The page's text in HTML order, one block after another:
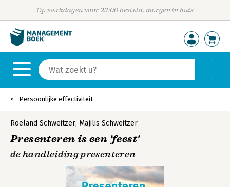
Op werkdagen voor 23:00 besteld, morgen in huis
Persoonlijke effectiviteit
Roeland Schweitzer, Majilis Schweitzer
Presenteren is een 'feest'
de handleiding presenteren